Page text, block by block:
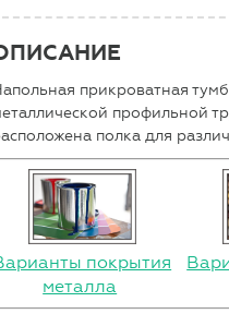
прикроватная
профильной
полка для
покрытия
металла